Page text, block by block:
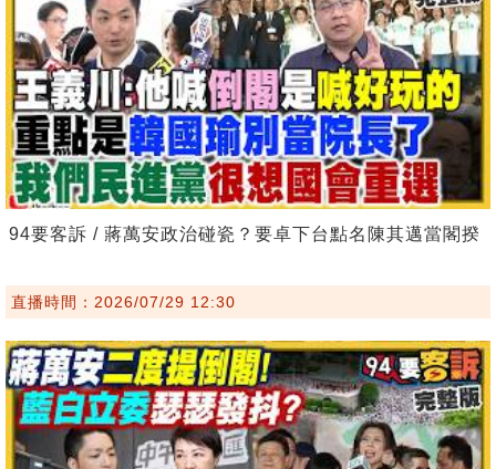
94要客訴 / 蔣萬安政治碰瓷？要卓下台點名陳其邁當閣揆
直播時間：2026/07/29 12:30